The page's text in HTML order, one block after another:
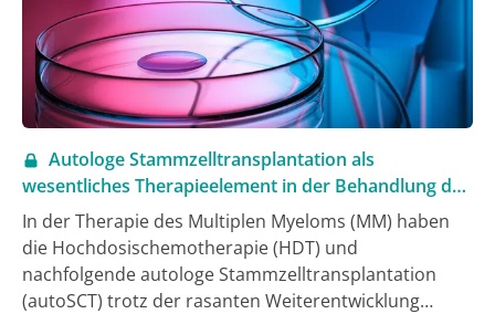
Autologe Stammzelltransplantation als
wesentliches Therapieelement in der Behandlung des
Multiplen Myeloms
In der Therapie des Multiplen Myeloms (MM) haben
die Hochdosischemotherapie (HDT) und
nachfolgende autologe Stammzelltransplantation
(autoSCT) trotz der rasanten Weiterentwicklung